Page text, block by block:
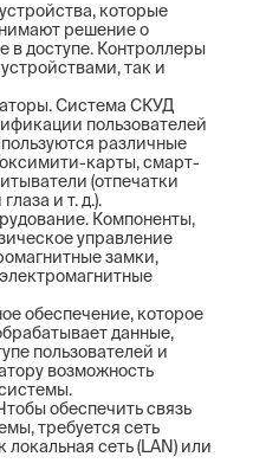
которые
решение о
в доступе. Контроллеры
так и
Система СКУД
пользователей
различные
карты, смарт-
(отпечатки
и т. д.).
Компоненты,
управление
замки,
обеспечение, которое
данные,
пользователей и
возможность
обеспечить связь
требуется сеть
сеть (LAN) или